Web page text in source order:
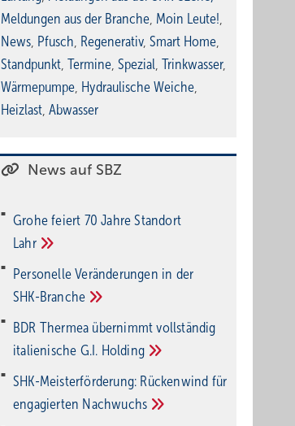
Meldungen aus der Branche, Moin Leute!,
News, Pfusch, Regenerativ, Smart Home,
Standpunkt, Termine, Spezial, Trinkwasser,
Wärmepumpe, Hydraulische Weiche,
Heizlast, Abwasser
News auf SBZ
Grohe feiert 70 Jahre Standort
Lahr
Personelle Veränderungen in der
SHK-Branche
BDR Thermea übernimmt vollständig
italienische G.I. Holding
SHK-Meisterförderung: Rücken­wind für
enga­gier­ten Nachwuchs